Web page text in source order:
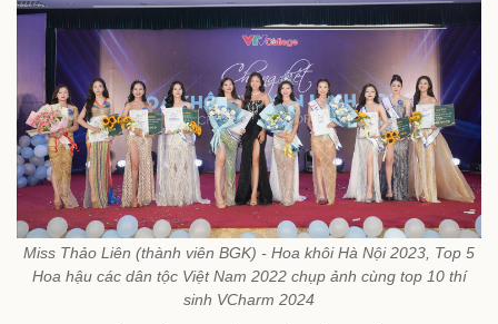
Miss Thảo Liên (thành viên BGK) - Hoa khôi Hà Nội 2023, Top 5
Hoa hậu các dân tộc Việt Nam 2022 chụp ảnh cùng top 10 thí
sinh VCharm 2024